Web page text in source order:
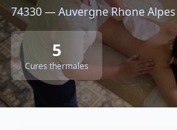
74330 — Auvergne Rhone Alpes
5
Cures thermales